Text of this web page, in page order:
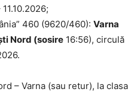
460 (9620/460): Varna
Nord (sosire 16:56), circulă
– Varna (sau retur), la clasa